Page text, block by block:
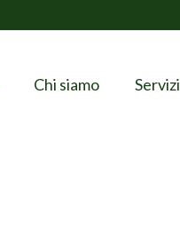
Chi siamo Servizi